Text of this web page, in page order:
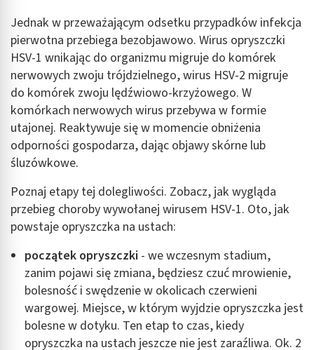
Jednak w przeważającym odsetku przypadków infekcja
pierwotna przebiega bezobjawowo. Wirus opryszczki
HSV-1 wnikając do organizmu migruje do komórek
nerwowych zwoju trójdzielnego, wirus HSV-2 migruje
do komórek zwoju lędźwiowo-krzyżowego. W
komórkach nerwowych wirus przebywa w formie
utajonej. Reaktywuje się w momencie obniżenia
odporności gospodarza, dając objawy skórne lub
śluzówkowe.
Poznaj etapy tej dolegliwości. Zobacz, jak wygląda
przebieg choroby wywołanej wirusem HSV-1. Oto, jak
powstaje opryszczka na ustach:
początek opryszczki - we wczesnym stadium,
zanim pojawi się zmiana, będziesz czuć mrowienie,
bolesność i swędzenie w okolicach czerwieni
wargowej. Miejsce, w którym wyjdzie opryszczka jest
bolesne w dotyku. Ten etap to czas, kiedy
opryszczka na ustach jeszcze nie jest zaraźliwa. Ok. 2